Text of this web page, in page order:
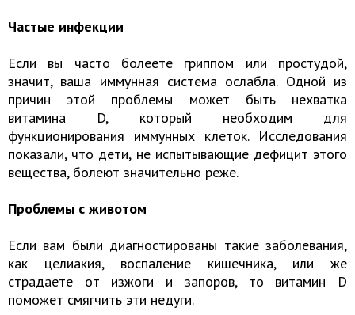
Частые инфекции
Если вы часто болеете гриппом или простудой,
значит, ваша иммунная система ослабла. Одной из
причин этой проблемы может быть нехватка
витамина D, который необходим для
функционирования иммунных клеток. Исследования
показали, что дети, не испытывающие дефицит этого
вещества, болеют значительно реже.
Проблемы с животом
Если вам были диагностированы такие заболевания,
как целиакия, воспаление кишечника, или же
страдаете от изжоги и запоров, то витамин D
поможет смягчить эти недуги.